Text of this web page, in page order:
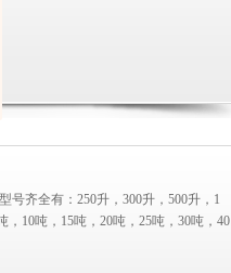
号齐全有：250升，300升，500升，1
，10吨，15吨，20吨，25吨，30吨，40